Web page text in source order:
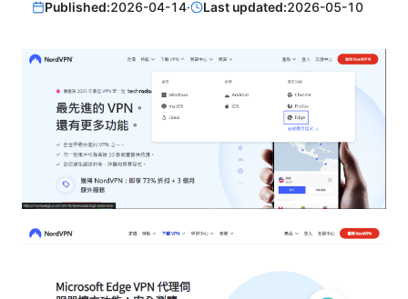
Published:2026-04-14· Last updated:2026-05-10